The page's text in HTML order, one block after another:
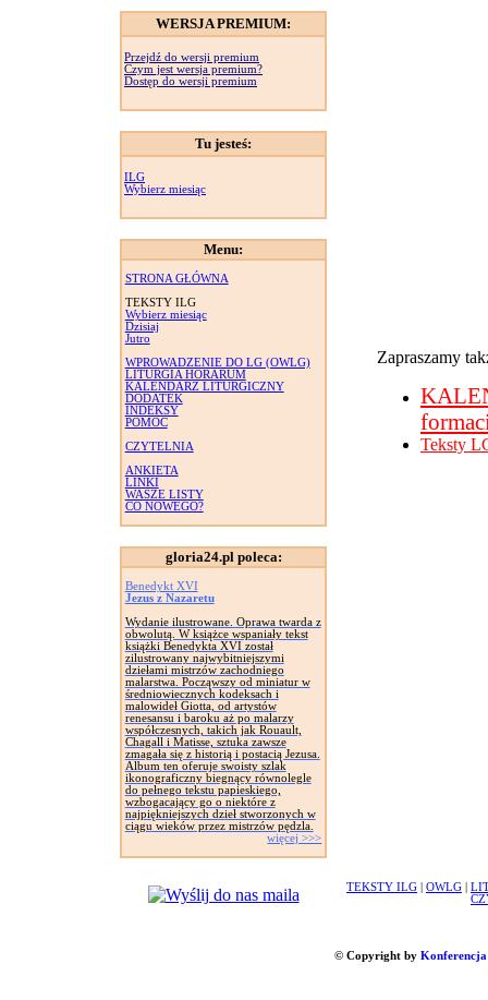
WERSJA PREMIUM:
Przejdź do wersji premium
Czym jest wersja premium?
Dostęp do wersji premium
Tu jesteś:
ILG
Wybierz miesiąc
Menu:
STRONA GŁÓWNA
TEKSTY ILG
Wybierz miesiąc
Dzisiaj
Jutro
WPROWADZENIE DO LG (OWLG)
LITURGIA HORARUM
KALENDARZ LITURGICZNY
DODATEK
INDEKSY
POMOC
CZYTELNIA
ANKIETA
LINKI
WASZE LISTY
CO NOWEGO?
gloria24.pl poleca:
Benedykt XVI
Jezus z Nazaretu
Wydanie ilustrowane. Oprawa twarda z
obwolutą. W książce wspaniały tekst
książki Benedykta XVI został
zilustrowany najwybitniejszymi
dziełami mistrzów zachodniego
malarstwa. Począwszy od miniatur w
średniowiecznych kodeksach i
malowideł Giotta, od artystów
renesansu i baroku aż po malarzy
współczesnych, takich jak Rouault,
Chagall i Matisse, sztuka zawsze
zmagała się z historią i postacią Jezusa.
Album ten oferuje swoisty szlak
ikonograficzny biegnący równolegle
do pełnego tekstu papieskiego,
wzbogacający go o niektóre z
najpiękniejszych dzieł stworzonych w
ciągu wieków przez mistrzów pędzla.
więcej >>>
Zapraszamy
Teksty
TEKSTY ILG OWLG
© Copyright by Konferencja